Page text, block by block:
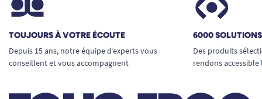
TOUJOURS À VOTRE ÉCOUTE
Depuis 15 ans, notre équipe d’experts vous
conseillent et vous accompagnent
6000
Des produits
rendons